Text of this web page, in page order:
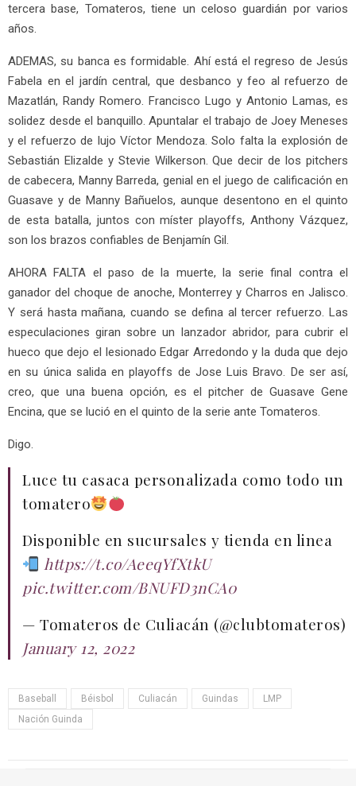
tercera base, Tomateros, tiene un celoso guardián por varios
años.
ADEMAS, su banca es formidable. Ahí está el regreso de Jesús
Fabela en el jardín central, que desbanco y feo al refuerzo de
Mazatlán, Randy Romero. Francisco Lugo y Antonio Lamas, es
solidez desde el banquillo. Apuntalar el trabajo de Joey Meneses
y el refuerzo de lujo Víctor Mendoza. Solo falta la explosión de
Sebastián Elizalde y Stevie Wilkerson. Que decir de los pitchers
de cabecera, Manny Barreda, genial en el juego de calificación en
Guasave y de Manny Bañuelos, aunque desentono en el quinto
de esta batalla, juntos con míster playoffs, Anthony Vázquez,
son los brazos confiables de Benjamín Gil.
AHORA FALTA el paso de la muerte, la serie final contra el
ganador del choque de anoche, Monterrey y Charros en Jalisco.
Y será hasta mañana, cuando se defina al tercer refuerzo. Las
especulaciones giran sobre un lanzador abridor, para cubrir el
hueco que dejo el lesionado Edgar Arredondo y la duda que dejo
en su única salida en playoffs de Jose Luis Bravo. De ser así,
creo, que una buena opción, es el pitcher de Guasave Gene
Encina, que se lució en el quinto de la serie ante Tomateros.
Digo.
Luce tu casaca personalizada como todo un
tomatero
Disponible en sucursales y tienda en linea
https://t.co/AeeqYfXtkU
pic.twitter.com/BNUFD3nCA0
— Tomateros de Culiacán (@clubtomateros)
January 12, 2022
Baseball Béisbol Culiacán Guindas
LMP
Nación Guinda